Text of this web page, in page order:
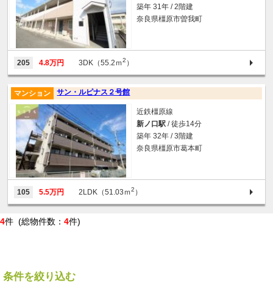
築年 31年 / 2階建
奈良県橿原市曽我町
205 4.8万円 3DK（55.2ｍ2 ）
サン・ルピナス２号館
マンション
近鉄橿原線
新ノ口駅 / 徒歩14分
築年 32年 / 3階建
奈良県橿原市葛本町
105 5.5万円 2LDK（51.03ｍ2 ）
4件 (総物件数： 4件)
条件を絞り込む